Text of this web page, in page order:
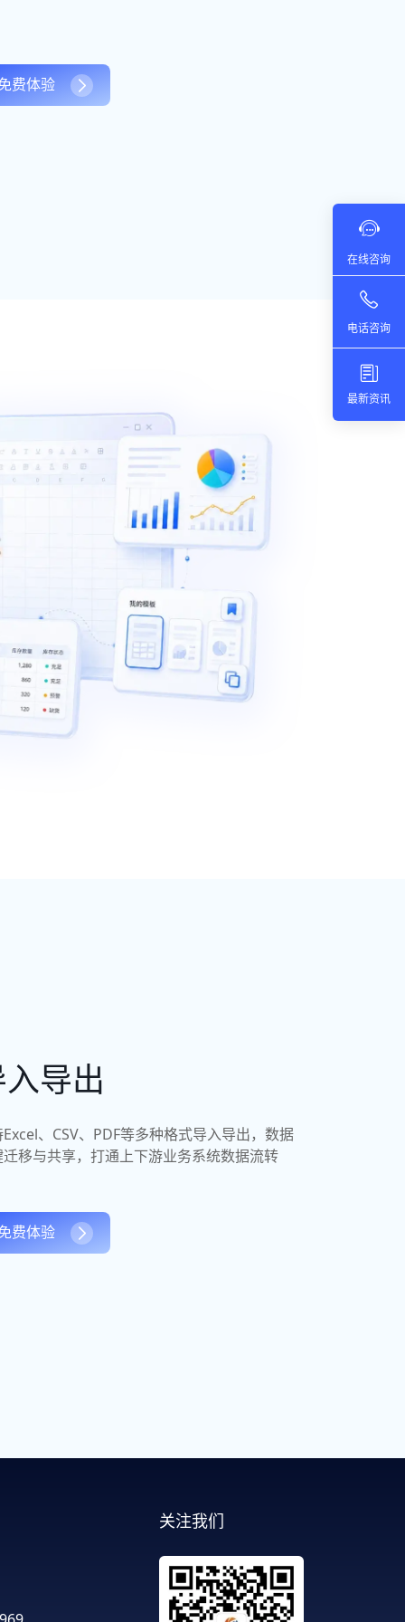
费体验
导出
、CSV、PDF等多种格式导入导出，数据
移与共享，打通上下游业务系统数据流转
费体验
在线咨询
电话咨询
最新资讯
关注我们